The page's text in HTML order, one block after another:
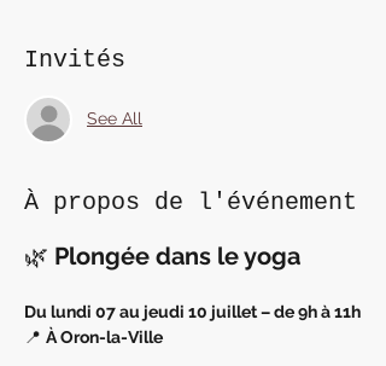
Invités
See All
À propos de l'événement
🌿 Plongée dans le yoga
Du lundi 07 au jeudi 10 juillet – de 9h à 11h
📍 À Oron-la-Ville